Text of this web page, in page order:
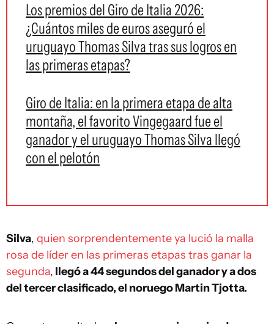
Los premios del Giro de Italia 2026:
¿Cuántos miles de euros aseguró el
uruguayo Thomas Silva tras sus logros en
las primeras etapas?
Giro de Italia: en la primera etapa de alta
montaña, el favorito Vingegaard fue el
ganador y el uruguayo Thomas Silva llegó
con el pelotón
Silva, quien sorprendentemente ya lució la malla
rosa de líder en las primeras etapas tras ganar la
segunda, llegó a 44 segundos del ganador y a dos
del tercer clasificado, el noruego Martin Tjotta.